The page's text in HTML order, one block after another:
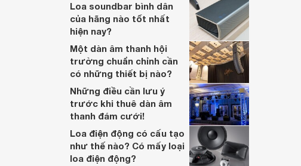
Loa soundbar bình dân
của hãng nào tốt nhất
hiện nay?
Một dàn âm thanh hội
trường chuẩn chỉnh cần
có những thiết bị nào?
Những điều cần lưu ý
trước khi thuê dàn âm
thanh đám cưới!
Loa điện động có cấu tạo
như thế nào? Có mấy loại
loa điện động?